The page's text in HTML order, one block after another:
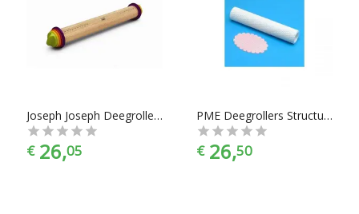
Joseph Joseph Deegroller - Verstelbaar - Multi kleur
€ 26,05
PME Deegrollers Structuurroller gevlochten mand
€ 26,50